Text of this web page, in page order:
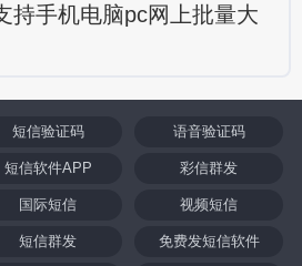
持手机电脑pc网上批量大
短信验证码 语音验证码
短信软件APP 彩信群发
国际短信 视频短信
短信群发 免费发短信软件